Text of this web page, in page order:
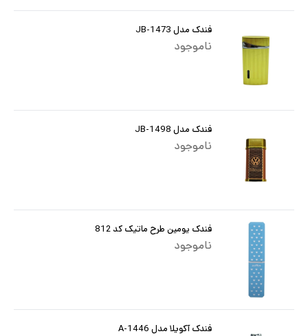
فندک مدل JB-1473
ناموجود
فندک مدل JB-1498
ناموجود
فندک یومین طرح ماتیک کد 812
ناموجود
فندک آکویلا مدل A-1446